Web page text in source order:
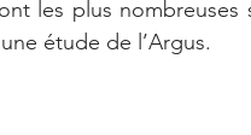
les plus nombreuses
étude de l’Argus.